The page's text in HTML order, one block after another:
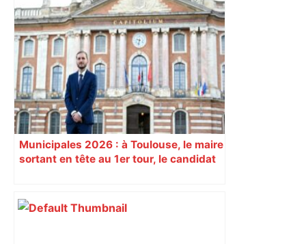
Municipales 2026 : à Toulouse, le maire
sortant en tête au 1er tour, le candidat